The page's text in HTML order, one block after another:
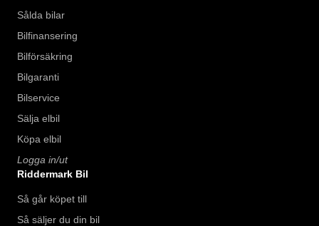
Sålda bilar
Bilfinansering
Bilförsäkring
Bilgaranti
Bilservice
Sälja elbil
Köpa elbil
Logga in/ut
Riddermark Bil
Så går köpet till
Så säljer du din bil